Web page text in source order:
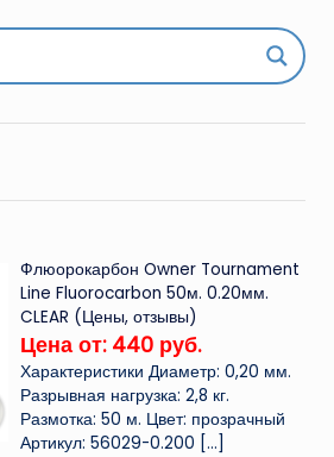
Флюорокарбон Owner Tournament
Line Fluorocarbon 50м. 0.20мм.
CLEAR (Цены, отзывы)
Цена от: 440 руб.
Характеристики Диаметр: 0,20 мм.
Разрывная нагрузка: 2,8 кг.
Размотка: 50 м. Цвет: прозрачный
Артикул: 56029-0.200 […]